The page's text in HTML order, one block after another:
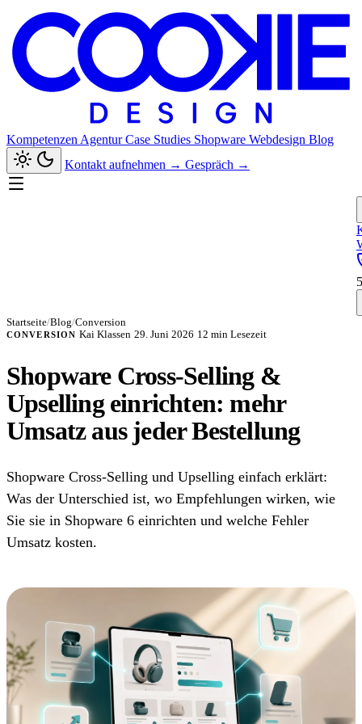
Kompetenzen AgenturCase Studies Shopware Webdesign Blog
Kontakt aufnehmen → Gespräch →
Startseite/Blog/Conversion
CONVERSION Kai Klassen 29. Juni 2026 12 min Lesezeit
Shopware Cross-Selling &
Upselling einrichten: mehr
Umsatz aus jeder Bestellung
Shopware Cross-Selling und Upselling einfach erklärt:
Was der Unterschied ist, wo Empfehlungen wirken, wie
Sie sie in Shopware 6 einrichten und welche Fehler
Umsatz kosten.